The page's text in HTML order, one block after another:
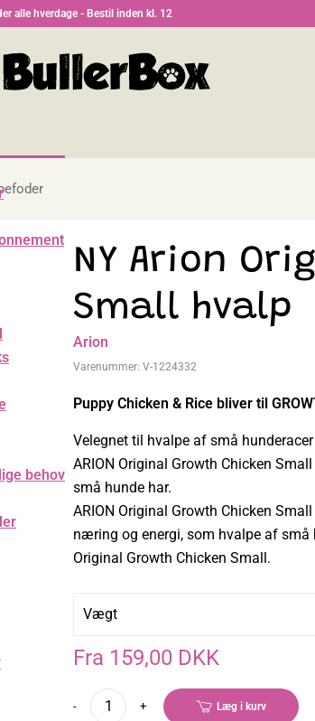
alle hverdage - Bestil inden kl. 12
behov
NY Arion
Small hvalp
Arion
Varenummer: V-1224332
Puppy Chicken & Rice bliver til
Velegnet til hvalpe af små
ARION Original Growth Chicken
små hunde har.
ARION Original Growth Chicken
næring og energi, som hvalpe af små
Original Growth Chicken Small.
Vægt
Fra 159,00 DKK
- + Læg i kurv